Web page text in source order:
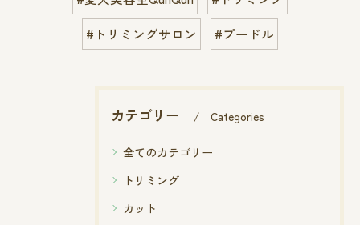
#トリミングサロン
#プードル
カテゴリー Categories
全てのカテゴリー
トリミング
カット